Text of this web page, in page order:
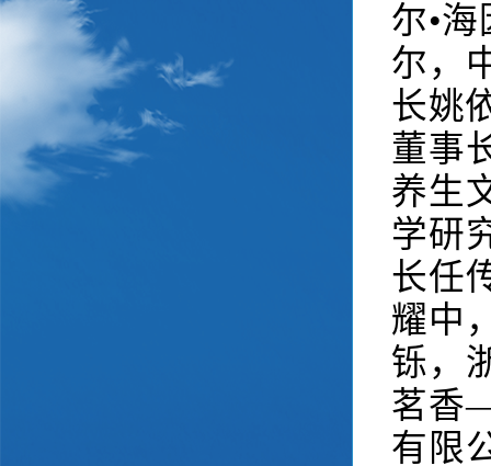
尔•
尔，
长姚
董事
养生
学研
长任
耀中
铄，
茗香
有限